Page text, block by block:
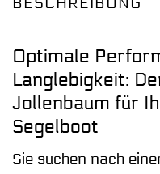
Optimale
Langlebigkeit:
Jollenbaum für
Segelboot
Sie suchen nach